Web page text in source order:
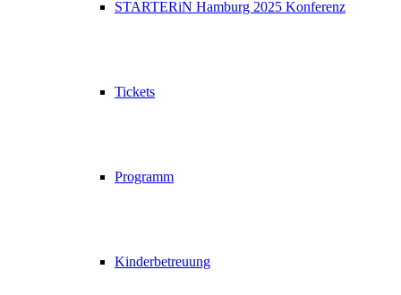
STARTERiN Hamburg 2025 Konferenz
Tickets
Programm
Kinderbetreuung